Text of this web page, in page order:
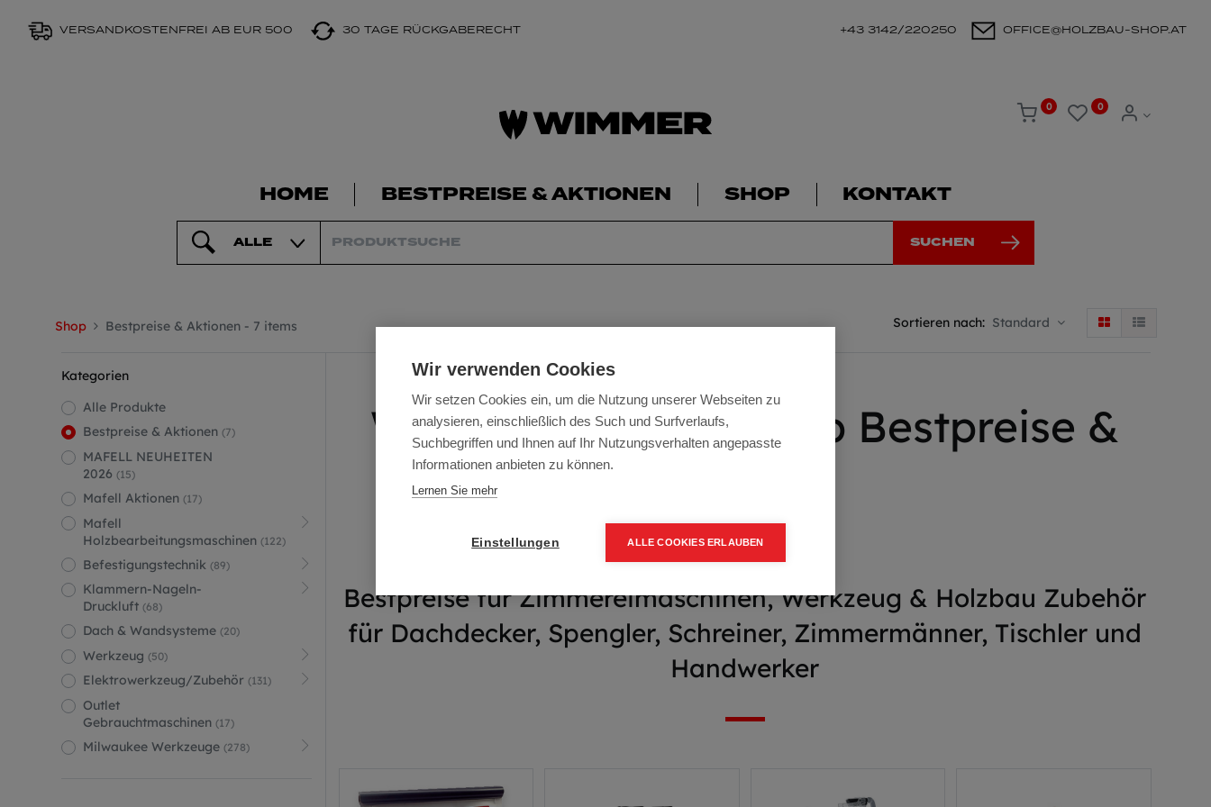
VERSANDKOSTENFREI AB EUR 500 30 TAGE RÜCKGABERECHT +43 3142/220250 OFFICE@HOLZBAU-SHOP.AT
0 0
HOME BESTPREISE & AKTIONEN SHOP KONTAKT
ALLE SUCHEN
Shop Bestpreise & Aktionen- 7 items Sortieren nach: Standard
Kategorien
Alle Produkte
Bestpreise & Aktionen (7)
MAFELL NEUHEITEN
2026 (15)
Mafell Aktionen (17)
Mafell
Holzbearbeitungsmaschinen (122)
Befestigungstechnik (89)
Klammern-Nageln-
Druckluft (68)
Dach & Wandsysteme (20)
Werkzeug (50)
Elektrowerkzeug/Zubehör (131)
Outlet
Gebrauchtmaschinen (17)
Milwaukee Werkzeuge (278)
Wimmer Holzbau Shop Bestpreise &
Bestpreise für Zimmereimaschinen, Werkzeug & Holzbau Zubehör
für Dachdecker, Spengler, Schreiner, Zimmermänner, Tischler und
Handwerker
Wir verwenden Cookies
Wir setzen Cookies ein, um die Nutzung unserer Webseiten zu
analysieren, einschließlich des Such und Surfverlaufs,
Suchbegriffen und Ihnen auf Ihr Nutzungsverhalten angepasste
Informationen anbieten zu können.
Lernen Sie mehr
Einstellungen ALLE COOKIES ERLAUBEN